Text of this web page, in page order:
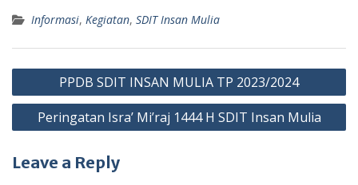
Informasi, Kegiatan, SDIT Insan Mulia
Post
navigation
PPDB SDIT INSAN MULIA TP 2023/2024
Peringatan Isra’ Mi’raj 1444 H SDIT Insan Mulia
Leave a Reply